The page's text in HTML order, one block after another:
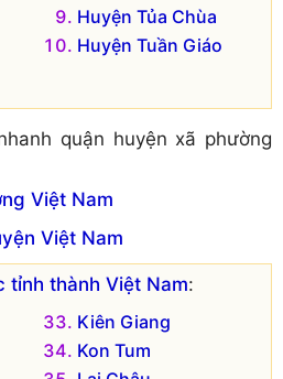
Huyện Tủa Chùa
Huyện Tuần Giáo
quận huyện xã phường
Việt Nam
Việt Nam
tỉnh thành Việt Nam:
Kiên Giang
Kon Tum